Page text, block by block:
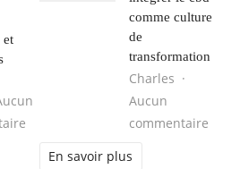
et
sur Gestion des appareils
comme culture
de
transformation
Charles
Aucun
commentaire
En savoir plus